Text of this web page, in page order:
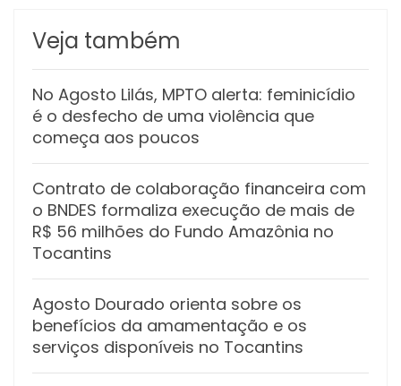
Veja também
No Agosto Lilás, MPTO alerta: feminicídio
é o desfecho de uma violência que
começa aos poucos
Contrato de colaboração financeira com
o BNDES formaliza execução de mais de
R$ 56 milhões do Fundo Amazônia no
Tocantins
Agosto Dourado orienta sobre os
benefícios da amamentação e os
serviços disponíveis no Tocantins